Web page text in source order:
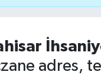
adres,